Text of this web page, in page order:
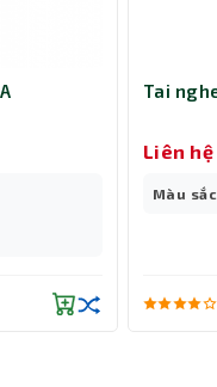
Tai
Liên hệ
Màu sắc